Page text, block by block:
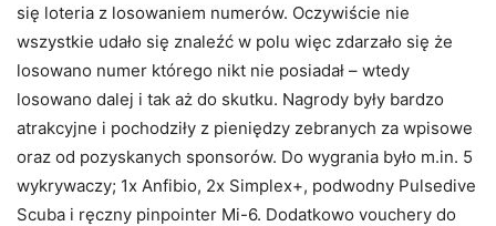
się loteria z losowaniem numerów. Oczywiście nie
wszystkie udało się znaleźć w polu więc zdarzało się że
losowano numer którego nikt nie posiadał – wtedy
losowano dalej i tak aż do skutku. Nagrody były bardzo
atrakcyjne i pochodziły z pieniędzy zebranych za wpisowe
oraz od pozyskanych sponsorów. Do wygrania było m.in. 5
wykrywaczy; 1x Anfibio, 2x Simplex+, podwodny Pulsedive
Scuba i ręczny pinpointer Mi-6. Dodatkowo vouchery do